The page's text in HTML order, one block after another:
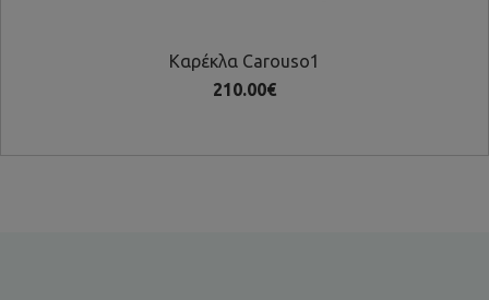
Καρέκλα Carouso1
210.00€